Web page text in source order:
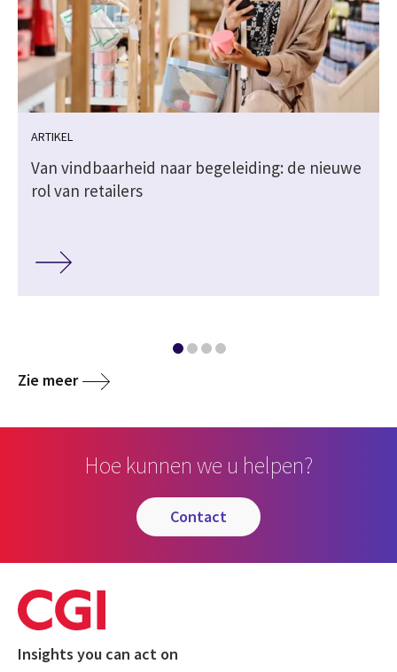
ARTIKEL
Van vindbaarheid naar begeleiding: de nieuwe
rol van retailers
Zie meer
Hoe kunnen we u helpen?
contact
Insights you can act on